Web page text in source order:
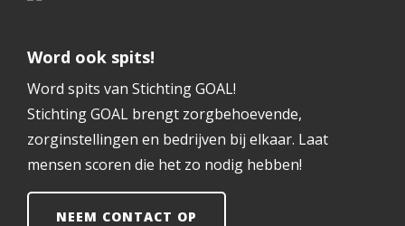
Word ook spits!
Word spits van Stichting GOAL!
Stichting GOAL brengt zorgbehoevende,
zorginstellingen en bedrijven bij elkaar. Laat
mensen scoren die het zo nodig hebben!
NEEM CONTACT OP